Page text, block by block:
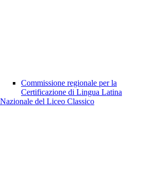
Commissione regionale per la
Certificazione di Lingua Latina
del Liceo Classico